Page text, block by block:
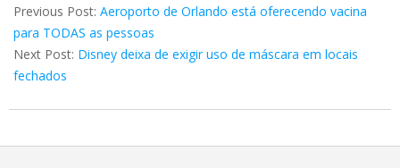
06-
10
Previous Post: Aeroporto de Orlando está oferecendo vacina
para TODAS as pessoas
Next Post: Disney deixa de exigir uso de máscara em locais
fechados